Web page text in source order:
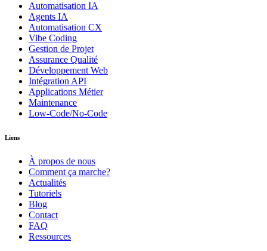
Automatisation IA
Agents IA
Automatisation CX
Vibe Coding
Gestion de Projet
Assurance Qualité
Développement Web
Intégration API
Applications Métier
Maintenance
Low-Code/No-Code
Liens
À propos de nous
Comment ça marche?
Actualités
Tutoriels
Blog
Contact
FAQ
Ressources